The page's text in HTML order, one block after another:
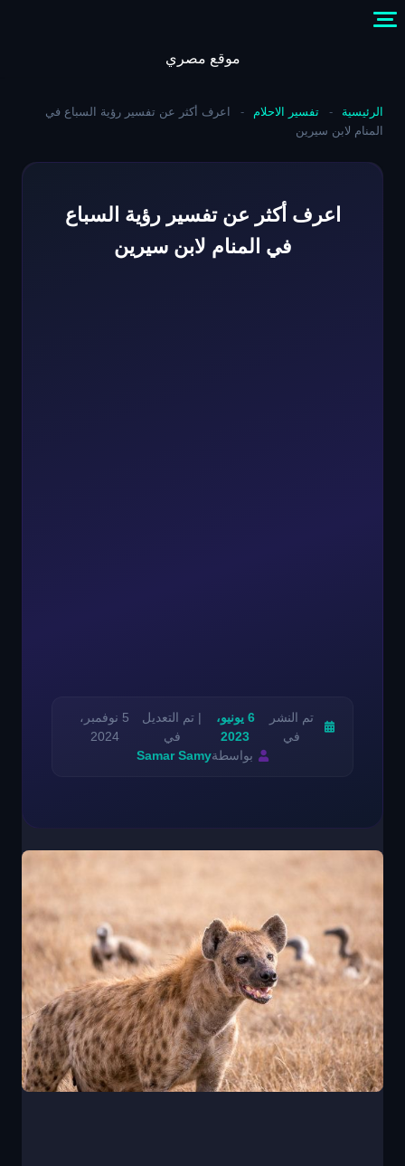
موقع مصري
الرئيسية - تفسير الاحلام -
اعرف أكثر عن تفسير رؤية السباع في
المنام لابن سيرين
اعرف أكثر عن تفسير رؤية السباع
في المنام لابن سيرين
تم النشر
في
6 يونيو،
2023
| تم التعديل
في
5 نوفمبر،
2024
بواسطةSamar Samy